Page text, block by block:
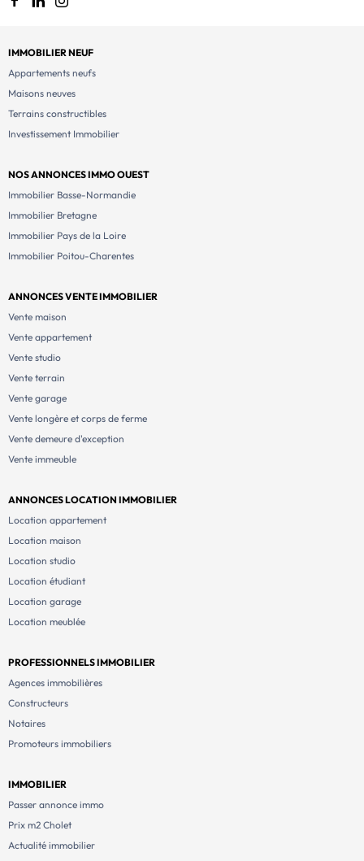
IMMOBILIER NEUF
Appartements neufs
Maisons neuves
Terrains constructibles
Investissement Immobilier
NOS ANNONCES IMMO OUEST
Immobilier Basse-Normandie
Immobilier Bretagne
Immobilier Pays de la Loire
Immobilier Poitou-Charentes
ANNONCES VENTE IMMOBILIER
Vente maison
Vente appartement
Vente studio
Vente terrain
Vente garage
Vente longère et corps de ferme
Vente demeure d'exception
Vente immeuble
ANNONCES LOCATION IMMOBILIER
Location appartement
Location maison
Location studio
Location étudiant
Location garage
Location meublée
PROFESSIONNELS IMMOBILIER
Agences immobilières
Constructeurs
Notaires
Promoteurs immobiliers
IMMOBILIER
Passer annonce immo
Prix m2 Cholet
Actualité immobilier